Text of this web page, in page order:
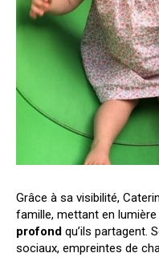
Grâce à sa visibilité,
famille, mettant en lumière
profond qu’ils partagent.
sociaux, empreintes de